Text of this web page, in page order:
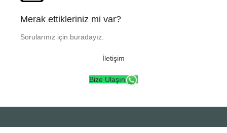
Merak ettikleriniz mi var?
Sorularınız için buradayız.
İletişim
Bize Ulaşın